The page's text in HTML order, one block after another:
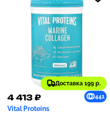
Доставка 199 р.
4 413 ₽ 441
Vital Proteins